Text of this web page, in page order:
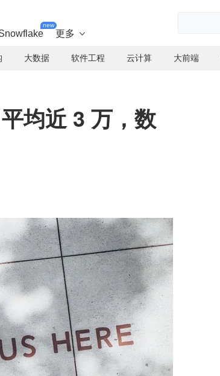
new
更多 
大数据 软件工程 云计算 大前端
均近 3 万，数